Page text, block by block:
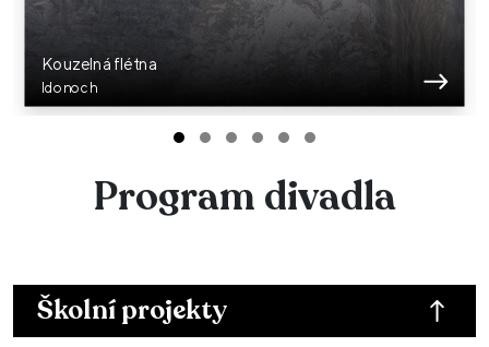
Školní projekty
Kouzelná flétna
Idonoch
Program divadla